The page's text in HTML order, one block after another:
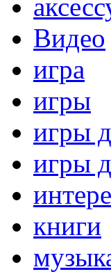
Видео
игра
игры
игры
игры
книги